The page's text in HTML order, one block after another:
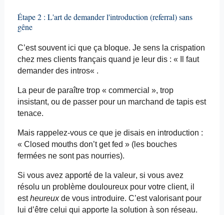
Étape 2 : L'art de demander l'introduction (referral) sans
gêne
C’est souvent ici que ça bloque. Je sens la crispation
chez mes clients français quand je leur dis : « Il faut
demander des intros« .
La peur de paraître trop « commercial », trop
insistant, ou de passer pour un marchand de tapis est
tenace.
Mais rappelez-vous ce que je disais en introduction :
« Closed mouths don’t get fed » (les bouches
fermées ne sont pas nourries).
Si vous avez apporté de la valeur, si vous avez
résolu un problème douloureux pour votre client, il
estheureuxde vous introduire. C’est valorisant pour
lui d’être celui qui apporte la solution à son réseau.